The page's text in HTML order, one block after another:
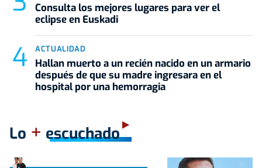
Consulta los mejores lugares para ver el
eclipse en Euskadi
ACTUALIDAD
Hallan muerto a un recién nacido en un armario
después de que su madre ingresara en el
hospital por una hemorragia
Lo + escuchado